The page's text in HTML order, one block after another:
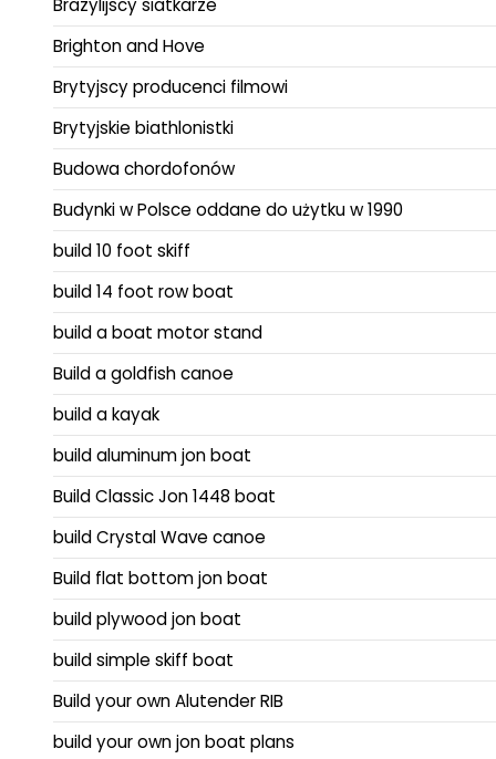
Brazylijscy siatkarze
Brighton and Hove
Brytyjscy producenci filmowi
Brytyjskie biathlonistki
Budowa chordofonów
Budynki w Polsce oddane do użytku w 1990
build 10 foot skiff
build 14 foot row boat
build a boat motor stand
Build a goldfish canoe
build a kayak
build aluminum jon boat
Build Classic Jon 1448 boat
build Crystal Wave canoe
Build flat bottom jon boat
build plywood jon boat
build simple skiff boat
Build your own Alutender RIB
build your own jon boat plans